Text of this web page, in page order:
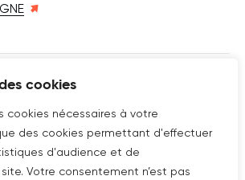
cookies
cookies nécessaires à votre
des cookies permettant d'effectuer
d'audience et de
Votre consentement n’est pas
fenêtre
Nouvelle fenêtre
instagram